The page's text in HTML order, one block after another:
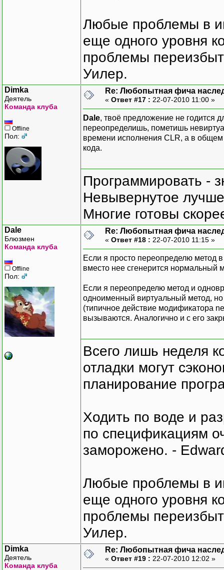
Любые проблемы в
еще одного уровня
проблемы
Уилер.
Dimka
Деятель
Команда клуба
Offline
Пол:
Re: Любопытная фича
« Ответ #17 : 22-07-2010 11:00 »
Dale, твоё предложение не годится
переопределишь, пометишь
времени исполнения CLR, а в
кода.
Программировать -
Невывернутое
Многие готовы
Dale
Блюзмен
Команда клуба
Offline
Пол:
Re: Любопытная фича
« Ответ #18 : 22-07-2010 11:15 »
Если я просто переопределю метод
вместо нее сгенерится нормальный
Если я переопределю метод и
одноименный виртуальный метод, но
(типичное действие модификатора
вызываются. Аналогично и с его
Всего лишь неделя
отладки могут
планирование
Ходить по воде и
по спецификациям
заморожено. -
Любые проблемы в
еще одного уровня
проблемы
Уилер.
Dimka
Деятель
Команда клуба
Re: Любопытная фича
« Ответ #19 : 22-07-2010 12:02 »